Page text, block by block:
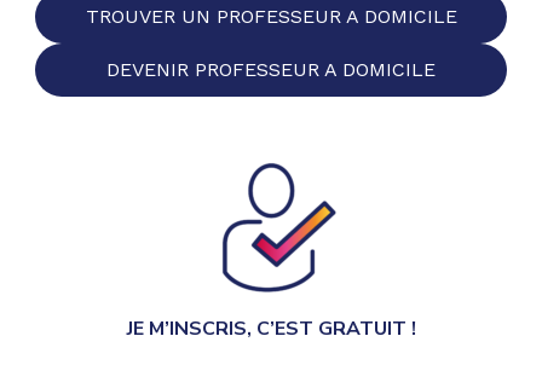
TROUVER UN PROFESSEUR A DOMICILE
DEVENIR PROFESSEUR A DOMICILE
JE M’INSCRIS, C’EST GRATUIT !